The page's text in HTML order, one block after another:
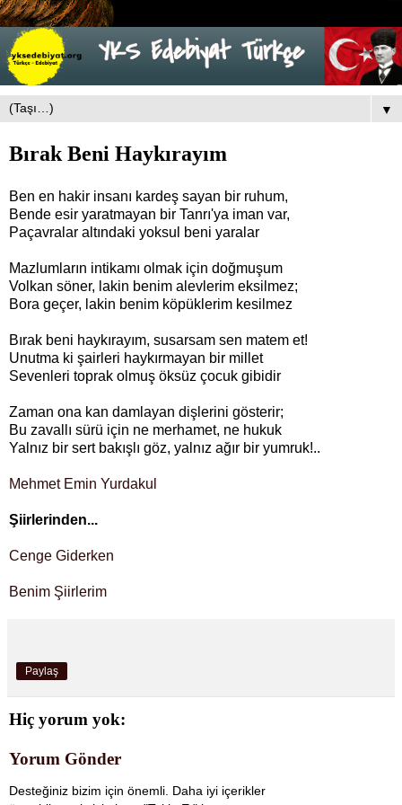
▼
Bırak Beni Haykırayım
Ben en hakir insanı kardeş sayan bir ruhum,
Bende esir yaratmayan bir Tanrı'ya iman var,
Paçavralar altındaki yoksul beni yaralar
Mazlumların intikamı olmak için doğmuşum
Volkan söner, lakin benim alevlerim eksilmez;
Bora geçer, lakin benim köpüklerim kesilmez
Bırak beni haykırayım, susarsam sen matem et!
Unutma ki şairleri haykırmayan bir millet
Sevenleri toprak olmuş öksüz çocuk gibidir
Zaman ona kan damlayan dişlerini gösterir;
Bu zavallı sürü için ne merhamet, ne hukuk
Yalnız bir sert bakışlı göz, yalnız ağır bir yumruk!..
Mehmet Emin Yurdakul
Şiirlerinden...
Cenge Giderken
Benim Şiirlerim
Paylaş
Hiç yorum yok:
Yorum Gönder
Desteğiniz bizim için önemli. Daha iyi içerikler